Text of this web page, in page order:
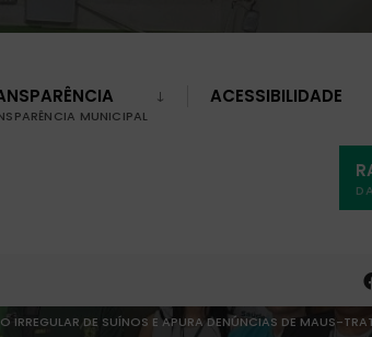
MUNICIPAL
ACESSIBILIDADE
DE SUÍNOS E APURA DENÚNCIAS DE MAUS-